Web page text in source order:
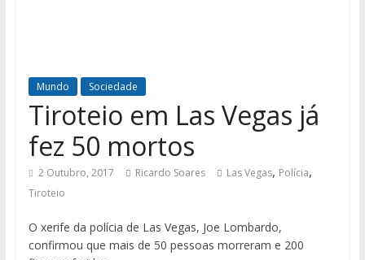
Mundo Sociedade
Tiroteio em Las Vegas já
fez 50 mortos
2 Outubro, 2017 Ricardo Soares Las Vegas, Polícia,
Tiroteio
O xerife da polícia de Las Vegas, Joe Lombardo,
confirmou que mais de 50 pessoas morreram e 200